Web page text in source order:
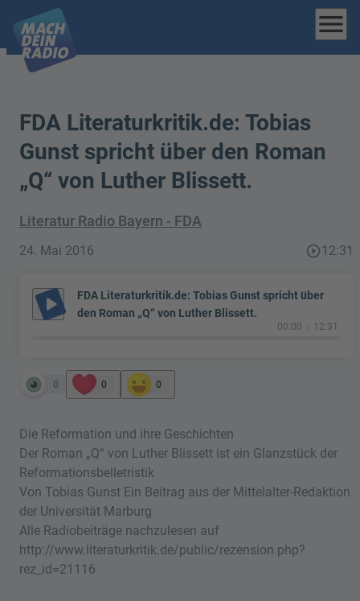
menu
FDA Literaturkritik.de: Tobias
Gunst spricht über den Roman
„Q“ von Luther Blissett.
Literatur Radio Bayern - FDA
24. Mai 2016 play_circle_outline12:31
play_arrow
FDA Literaturkritik.de: Tobias Gunst spricht über
den Roman „Q“ von Luther Blissett.
00:00 12:31
0 0 0
Die Reformation und ihre Geschichten
Der Roman „Q“ von Luther Blissett ist ein Glanzstück der
Reformationsbelletristik
Von Tobias Gunst Ein Beitrag aus der Mittelalter-Redaktion
der Universität Marburg
Alle Radiobeiträge nachzulesen auf
http://www.literaturkritik.de/public/rezension.php?
rez_id=21116